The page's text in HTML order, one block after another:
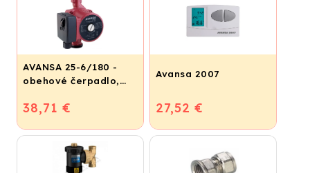
AVANSA 25-6/180 -
obehové čerpadlo,
38,71 €
Avansa 2007
27,52 €